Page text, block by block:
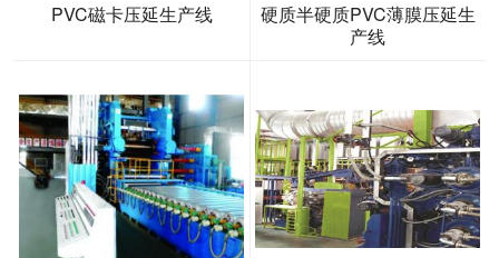
PVC磁卡压延生产线
硬质半硬质PVC薄膜压延生
产线